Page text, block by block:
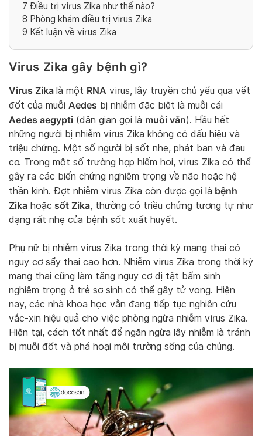
7 Điều trị virus Zika như thế nào?
8 Phòng khám điều trị virus Zika
9 Kết luận về virus Zika
Virus Zika gây bệnh gì?
Virus Zika là một RNA virus, lây truyền chủ yếu qua vết
đốt của muỗi Aedes bị nhiễm đặc biệt là muỗi cái
Aedes aegypti (dân gian gọi là muỗi vằn). Hầu hết
những người bị nhiễm virus Zika không có dấu hiệu và
triệu chứng. Một số người bị sốt nhẹ, phát ban và đau
cơ. Trong một số trường hợp hiếm hoi, virus Zika có thể
gây ra các biến chứng nghiêm trọng về não hoặc hệ
thần kinh. Đợt nhiễm virus Zika còn được gọi là bệnh
Zika hoặc sốt Zika, thường có triều chứng tương tự như
dạng rất nhẹ của bệnh sốt xuất huyết.
Phụ nữ bị nhiễm virus Zika trong thời kỳ mang thai có
nguy cơ sẩy thai cao hơn. Nhiễm virus Zika trong thời kỳ
mang thai cũng làm tăng nguy cơ dị tật bẩm sinh
nghiêm trọng ở trẻ sơ sinh có thể gây tử vong. Hiện
nay, các nhà khoa học vẫn đang tiếp tục nghiên cứu
vắc-xin hiệu quả cho việc phòng ngừa nhiễm virus Zika.
Hiện tại, cách tốt nhất để ngăn ngừa lây nhiễm là tránh
bị muỗi đốt và phá hoại môi trường sống của chúng.